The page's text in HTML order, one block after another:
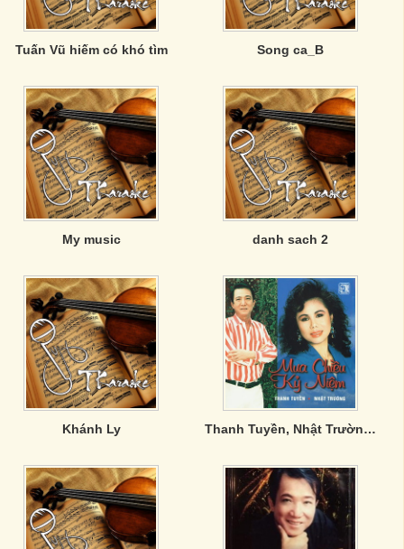
Tuấn Vũ hiếm có khó tìm Song ca_B
My music danh sach 2
Khánh Ly Thanh Tuyền, Nhật Trường - Mưa Chiều Kỷ Niệm